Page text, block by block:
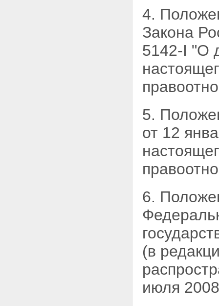
4.
Закона
5142-I "О
5.
от 12
6.
(в
июля